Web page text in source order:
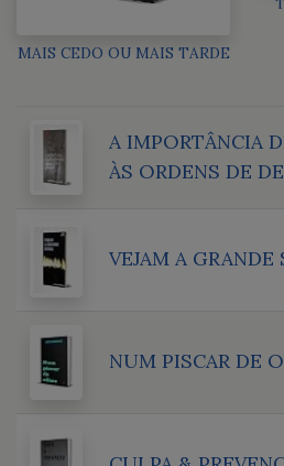
MAIS CEDO OU MAIS TARDE
A IMPORTÂNCIA
ÀS ORDENS DE
VEJAM A GRANDE
NUM PISCAR DE